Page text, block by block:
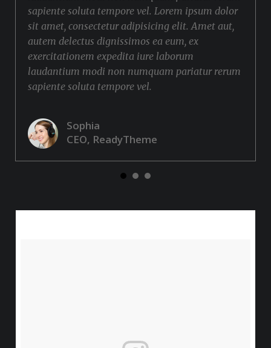
sapiente soluta tempore vel. Lorem ipsum dolor
sit amet, consectetur adipisicing elit. Amet aut,
autem delectus dignissimos ea eum, ex
exercitationem expedita iure laborum
laudantium modi non numquam pariatur rerum
sapiente soluta tempore vel.
Sophia
CEO, ReadyTheme